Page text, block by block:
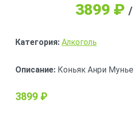
3899 ₽ /
Категория: Алкоголь
Описание: Коньяк Анри Мунье
3899 ₽